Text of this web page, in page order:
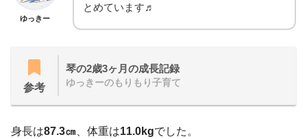
ゆっきー
とめています♬
参考
琴の2歳3ヶ月の成長記録
ゆっきーのもりもり子育て
身長は87.3㎝ 、体重は11.0kgでした。